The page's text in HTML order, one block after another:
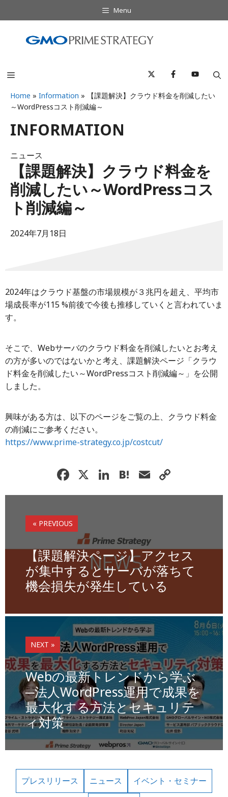
ン
Menu
Menu
Home » Information »
【課題解決】クラウド料金を削減したい
～WordPressコスト削減編～
INFORMATION
ニュース
【課題解決】クラウド料金を
削減したい～WordPressコス
ト削減編～
2024年7月18日
2024年はクラウド基盤の市場規模が３兆円を超え、平均市
場成長率が115 %前後で今後も推移していくと言われていま
す。
そこで、Webサーバのクラウド料金を削減したいとお考え
の方が多いのではないかと考え、課題解決ページ「クラウ
ド料金を削減したい～WordPressコスト削減編～」を公開
しました。
興味がある方は、以下のページをご覧の上、クラウド料金
の削減にご参考ください。
https://www.prime-strategy.co.jp/costcut/
F
a
b
o
o
k
X Li
n
dI
n
H
at
a
E
m o
n
k
« PREVIOUS
【課題解決ページ】アクセス
が集中するとサーバが落ちて
機会損失が発生している
NEXT »
Webの最新トレンドから学ぶ
─法人WordPress運用で成果を
最大化する方法とセキュリテ
ィ対策
プレスリリース ニュース イベント・セミナー